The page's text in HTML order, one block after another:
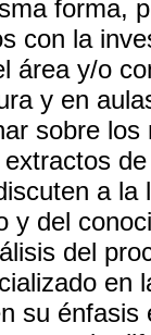
forma,
con la
área y/o
y en
sobre
a
y del
del
en
su